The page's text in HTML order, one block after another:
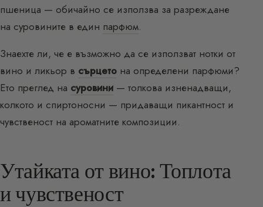
пшеница — обичайно се използва за разреждане
на суровините в един парфюм.
Знаехте ли, че е възможно да се използват нотки от
вино и ликьор в сърцето на определени парфюми?
Ето преглед на суровини — толкова изненадващи,
колкото и спиртоносни — придаващи пикантност и
чувственост на ароматните композиции.
Утайката от вино: Топлота
и чувственост